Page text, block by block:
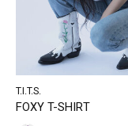
T.I.T.S.
FOXY T-SHIRT